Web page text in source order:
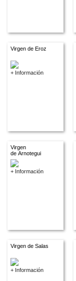
Virgen de Eroz
+ Información
Virgen
de Arnotegui
+ Información
Virgen de Salas
+ Información